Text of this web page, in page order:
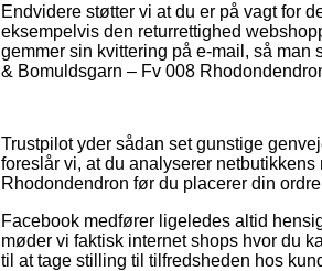
Endvidere støtter vi at du er på vagt for
eksempelvis den returrettighed
gemmer sin kvittering på e-mail, så man
& Bomuldsgarn – Fv 008
Trustpilot yder sådan set gunstige
foreslår vi, at du analyserer
Rhodondendron før du placerer din
Facebook medfører ligeledes altid
møder vi faktisk internet shops hvor du
til at tage stilling til tilfredsheden hos